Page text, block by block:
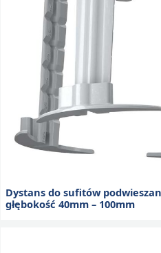
Dystans do sufitów
głębokość 40mm – 100mm